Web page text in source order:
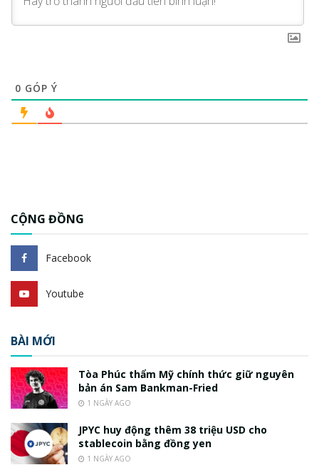
0 GÓP Ý
CỘNG ĐỒNG
Facebook
Youtube
BÀI MỚI
Tòa Phúc thẩm Mỹ chính thức giữ nguyên
bản án Sam Bankman-Fried
1 NGÀY AGO
JPYC huy động thêm 38 triệu USD cho
stablecoin bằng đồng yen
1 NGÀY AGO